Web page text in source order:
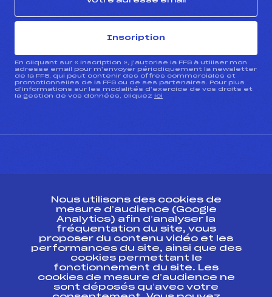
Inscription
En cliquant sur « inscription », j’autorise la FFS à utiliser mon
adresse email pour m’envoyer périodiquement la newsletter
de la FFS, qui peut contenir des offres commerciales et
promotionnelles de la FFS ou de ses partenaires. Pour plus
d’informations sur les modalités d’exercice de vos droits et
la gestion de vos données, cliquez ici
ESPACE PRESSE
Ressources
Pass’Neige
Projet sportif fédéral
Projet de performance fédéral
Antidopage
Nous utilisons des cookies de
mesure d’audience (Google
Analytics) afin d’analyser la
fréquentation du site, vous
proposer du contenu vidéo et les
performances du site, ainsi que des
cookies permettant le
fonctionnement du site. Les
cookies de mesure d’audience ne
sont déposés qu’avec votre